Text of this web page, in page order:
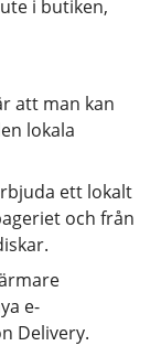
i butiken,
att man kan
lokala
ett lokalt
och från
e-
Delivery.